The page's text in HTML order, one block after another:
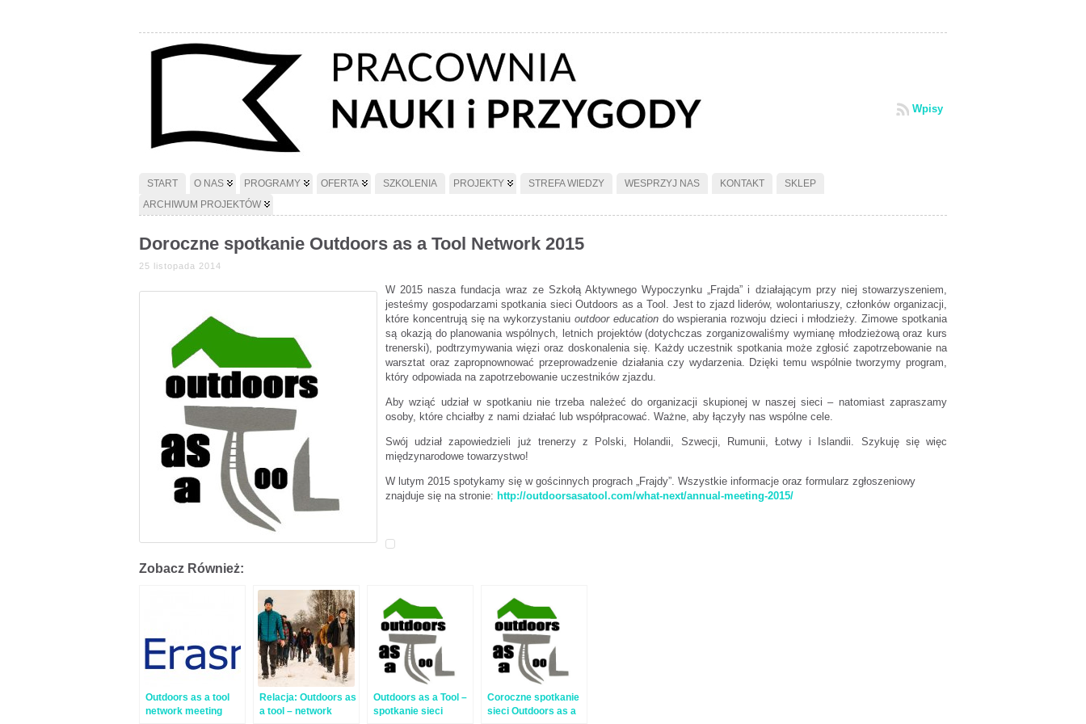
Wpisy
START O NAS PROGRAMY OFERTA SZKOLENIA PROJEKTY STREFA WIEDZY WESPRZYJ NAS KONTAKT
SKLEP
ARCHIWUM PROJEKTÓW
Doroczne spotkanie Outdoors as a Tool Network 2015
25 listopada 2014
W 2015 nasza fundacja wraz ze Szkołą Aktywnego Wypoczynku „Frajda” i działającym przy niej stowarzyszeniem,
jesteśmy gospodarzami spotkania sieci Outdoors as a Tool. Jest to zjazd liderów, wolontariuszy, członków organizacji,
które koncentrują się na wykorzystaniu outdoor educationdo wspierania rozwoju dzieci i młodzieży. Zimowe spotkania
są okazją do planowania wspólnych, letnich projektów (dotychczas zorganizowaliśmy wymianę młodzieżową oraz kurs
trenerski), podtrzymywania więzi oraz doskonalenia się. Każdy uczestnik spotkania może zgłosić zapotrzebowanie na
warsztat oraz zapropnownować przeprowadzenie działania czy wydarzenia. Dzięki temu wspólnie tworzymy program,
który odpowiada na zapotrzebowanie uczestników zjazdu.
Aby wziąć udział w spotkaniu nie trzeba należeć do organizacji skupionej w naszej sieci – natomiast zapraszamy
osoby, które chciałby z nami działać lub współpracować. Ważne, aby łączyły nas wspólne cele.
Swój udział zapowiedzieli już trenerzy z Polski, Holandii, Szwecji, Rumunii, Łotwy i Islandii. Szykuję się więc
międzynarodowe towarzystwo!
W lutym 2015 spotykamy się w gościnnych prograch „Frajdy”. Wszystkie informacje oraz formularz zgłoszeniowy
znajduje się na stronie: http://outdoorsasatool.com/what-next/annual-meeting-2015/
Zobacz Również:
Outdoors as a tool
network meeting
Relacja: Outdoors as
a tool – network
Outdoors as a Tool –
spotkanie sieci
Coroczne spotkanie
sieci Outdoors as a